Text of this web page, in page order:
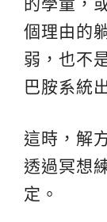
個理由的
弱，也不
巴胺系統
這時，解
透過冥想
定。